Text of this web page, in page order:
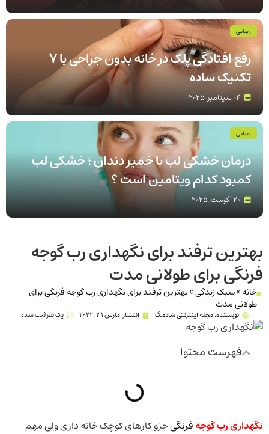
رفع افتادگی پلک در خانه بدون جراحی با 7
تکنیک ساده
زیبایی
درمان خشکی لب با خمیر دندان ؛ خشکی لب
کمبود کدام ویتامین است ؟
زیبایی
بهترین ترفند برای نگهداری رب گوجه
فرنگی برای طولانی مدت
خانه»سبک زندگی»بهترین ترفند برای نگهداری رب گوجه فرنگی برای
طولانی مدت
نویسنده:مجله اینترنتی شادمگ انتشار:مارس 31, 2022 یک نفر ثبت شده
فهرست محتوا
نگهداری رب گوجهفرنگیجزو کارهای کوچک خانه داری ولی مهم